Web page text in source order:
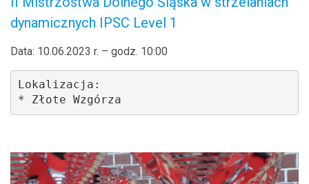
dynamicznych IPSC Level 1
Data: 10.06.2023 r. – godz. 10:00
Lokalizacja:
* Złote Wzgórza